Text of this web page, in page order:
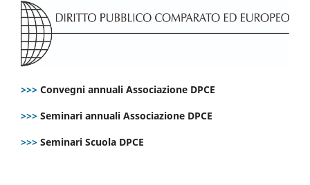
>>> Convegni annuali Associazione DPCE
>>> Seminari annuali Associazione DPCE
>>> Seminari Scuola DPCE